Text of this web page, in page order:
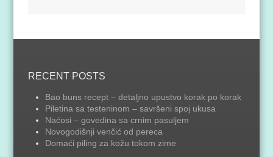
RECENT POSTS
Bao buns recept – detaljno upustvo korak po korak
Piletina sa testeninom – savršeni spoj ukusa
Naćosi – govedina sa crnim pasuljem
Novogodišnji venčić od pereca
Domaći piling za kožu tokom zime